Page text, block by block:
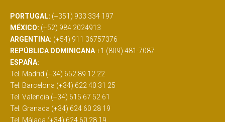
PORTUGAL: (+351) 933 334 197
MÉXICO: (+52) 984 2024913
ARGENTINA: (+54) 911 36757376
REPÚBLICA DOMINICANA+1 (809) 481-7087
ESPAÑA:
Tel. Madrid (+34) 652 89 12 22
Tel. Barcelona (+34) 622 40 31 25
Tel. Valencia (+34) 615 67 52 61
Tel. Granada (+34) 624 60 28 19
Tel. Málaga (+34) 624 60 28 19